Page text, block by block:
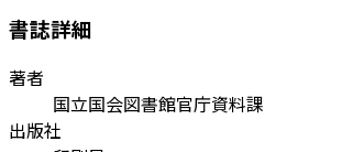
書誌詳細
著者
国立国会図書館官庁資料課
出版社